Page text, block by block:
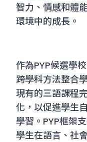
智力、情感和體
環境中的成長。
作為PYP候選學
跨學科方法整合
現有的三語課程
化，以促進學生
學習。PYP框架
學生在語言、社